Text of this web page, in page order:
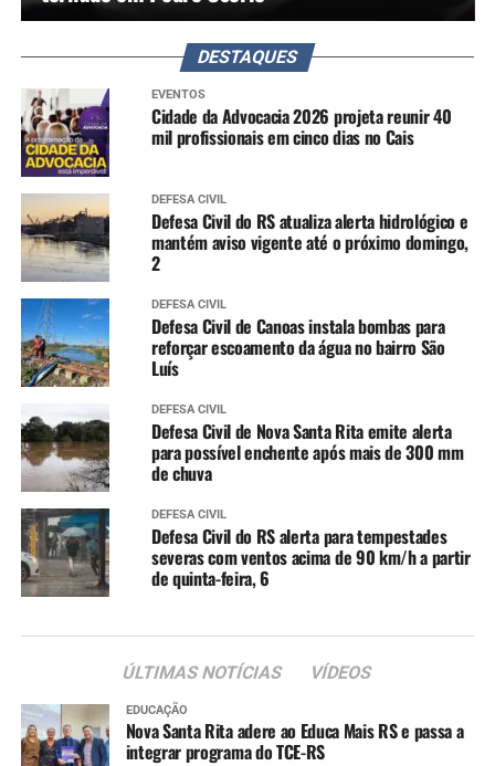
DESTAQUES
EVENTOS
Cidade da Advocacia 2026 projeta reunir 40
mil profissionais em cinco dias no Cais
DEFESA CIVIL
Defesa Civil do RS atualiza alerta hidrológico e
mantém aviso vigente até o próximo domingo,
2
DEFESA CIVIL
Defesa Civil de Canoas instala bombas para
reforçar escoamento da água no bairro São
Luís
DEFESA CIVIL
Defesa Civil de Nova Santa Rita emite alerta
para possível enchente após mais de 300 mm
de chuva
DEFESA CIVIL
Defesa Civil do RS alerta para tempestades
severas com ventos acima de 90 km/h a partir
de quinta-feira, 6
ÚLTIMAS NOTÍCIAS VÍDEOS
EDUCAÇÃO
Nova Santa Rita adere ao Educa Mais RS e passa a
integrar programa do TCE-RS